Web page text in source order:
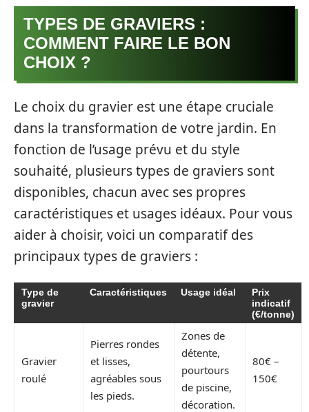
TYPES DE GRAVIERS :
COMMENT FAIRE LE BON
CHOIX ?
Le choix du gravier est une étape cruciale
dans la transformation de votre jardin. En
fonction de l’usage prévu et du style
souhaité, plusieurs types de graviers sont
disponibles, chacun avec ses propres
caractéristiques et usages idéaux. Pour vous
aider à choisir, voici un comparatif des
principaux types de graviers :
Type de
gravier
Caractéristiques Usage idéal
Prix
indicatif
(€/tonne)
Gravier
roulé
Pierres rondes
et lisses,
agréables sous
les pieds.
Zones de
détente,
pourtours
de piscine,
décoration.
80€ –
150€